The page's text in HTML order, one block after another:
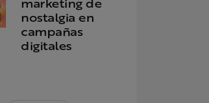
nostalgia en
campañas
digitales